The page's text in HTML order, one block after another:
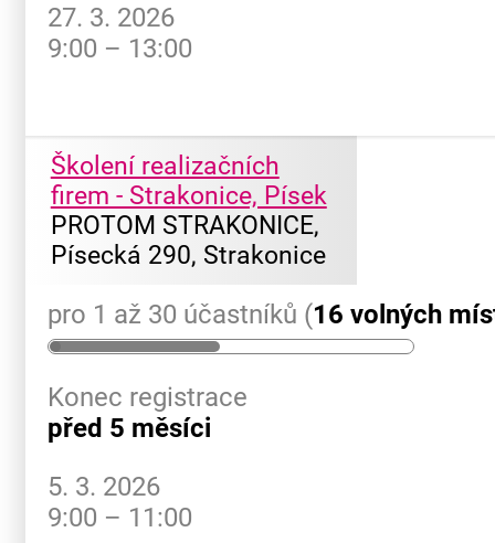
27. 3. 2026
9:00 – 13:00
Školení realizačních
firem - Strakonice, Písek
PROTOM STRAKONICE,
Písecká 290, Strakonice
pro 1 až 30 účastníků (16 volných
Konec registrace
před 5 měsíci
5. 3. 2026
9:00 – 11:00